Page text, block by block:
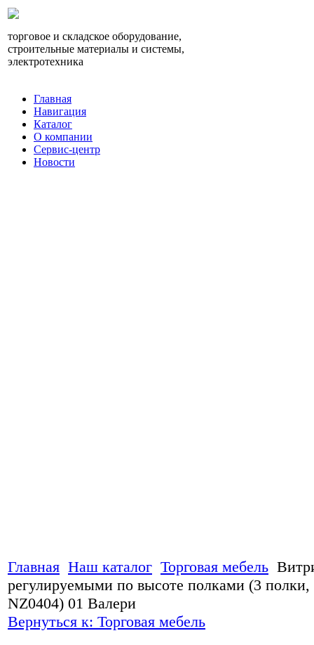
торговое и складское оборудование,
строительные материалы и системы,
электротехника
Главная
Навигация
Каталог
О компании
Сервис-центр
Новости
Главная Наш каталог Торговая мебель
регулируемыми по высоте полками (3
NZ0404) 01 Валери
Вернуться к: Торговая мебель